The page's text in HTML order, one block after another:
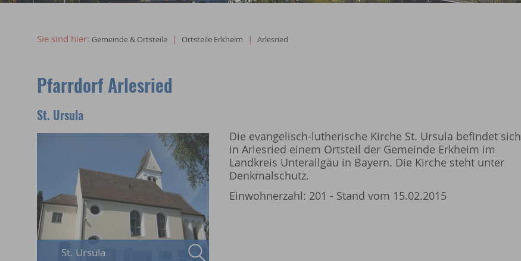
Sie sind hier: Gemeinde & Ortsteile| Ortsteile Erkheim | Arlesried
Pfarrdorf Arlesried
St. Ursula
St. Ursula
Die evangelisch-lutherische Kirche St. Ursula befindet sich
in Arlesried einem Ortsteil der Gemeinde Erkheim im
Landkreis Unterallgäu in Bayern. Die Kirche steht unter
Denkmalschutz.
Einwohnerzahl: 201 - Stand vom 15.02.2015